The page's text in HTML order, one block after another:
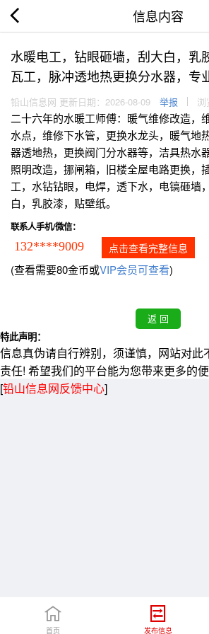
信息内容
水暖电工，钻眼砸墙，刮大白，乳
瓦工，脉冲透地热更换分水器，专
铅山信息网 更新日期：2026-08-09 举报 浏
二十六年的水暖工师傅：暖气维修改造，
水点，维修下水管，更换水龙头，暖气地
器透地热，更换阀门分水器等，洁具热水
照明改造，挪闸箱，旧楼全屋电路更换，
工，水钻钻眼，电焊，透下水，电镐砸墙
白，乳胶漆，贴壁纸。
联系人手机/微信：
132****9009 点击查看完整信息
(查看需要80金币或VIP会员可查看)
特此声明：
信息真伪请自行辨别，须谨慎，网站对此
责任! 希望我们的平台能为您带来更多的便
[铅山信息网反馈中心]
首页 发布信息